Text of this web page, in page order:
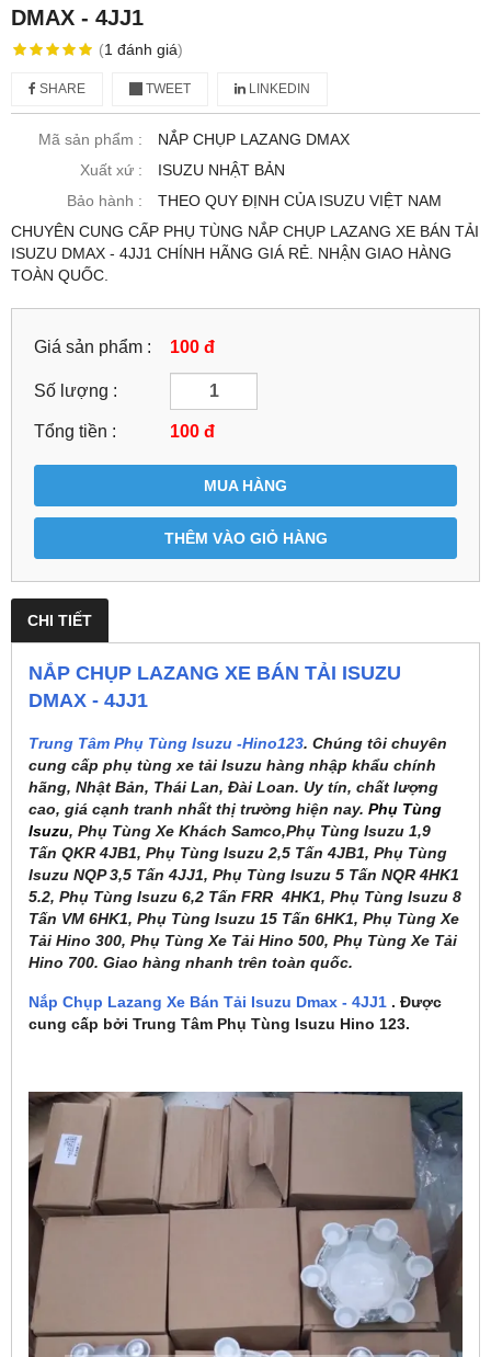
DMAX - 4JJ1
(1 đánh giá)
SHARE TWEET LINKEDIN
Mã sản phẩm :
NẮP CHỤP LAZANG DMAX
Xuất xứ :
ISUZU NHẬT BẢN
Bảo hành :
THEO QUY ĐỊNH CỦA ISUZU VIỆT NAM
CHUYÊN CUNG CẤP PHỤ TÙNG NẮP CHỤP LAZANG XE BÁN TẢI
ISUZU DMAX - 4JJ1 CHÍNH HÃNG GIÁ RẺ. NHẬN GIAO HÀNG
TOÀN QUỐC.
Giá sản phẩm : 100 đ
Số lượng :
Tổng tiền : 100 đ
MUA HÀNG
THÊM VÀO GIỎ HÀNG
CHI TIẾT
NẮP CHỤP LAZANG XE BÁN TẢI ISUZU
DMAX - 4JJ1
Trung Tâm Phụ Tùng Isuzu -Hino123. Chúng tôi chuyên
cung cấp phụ tùng xe tải Isuzu hàng nhập khẩu chính
hãng, Nhật Bản, Thái Lan, Đài Loan. Uy tín, chất lượng
cao, giá cạnh tranh nhất thị trường hiện nay. Phụ Tùng
Isuzu, Phụ Tùng Xe Khách Samco,Phụ Tùng Isuzu 1,9
Tấn QKR 4JB1, Phụ Tùng Isuzu 2,5 Tấn 4JB1, Phụ Tùng
Isuzu NQP 3,5 Tấn 4JJ1, Phụ Tùng Isuzu 5 Tấn NQR 4HK1
5.2, Phụ Tùng Isuzu 6,2 Tấn FRR 4HK1, Phụ Tùng Isuzu 8
Tấn VM 6HK1, Phụ Tùng Isuzu 15 Tấn 6HK1, Phụ Tùng Xe
Tải Hino 300, Phụ Tùng Xe Tải Hino 500, Phụ Tùng Xe Tải
Hino 700. Giao hàng nhanh trên toàn quốc.
Nắp Chụp Lazang Xe Bán Tải Isuzu Dmax - 4JJ1 . Được
cung cấp bởi Trung Tâm Phụ Tùng Isuzu Hino 123.